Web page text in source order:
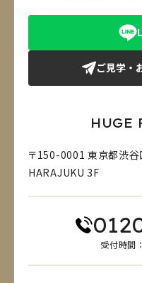
ご見学・
HUGE
〒150-0001 東京都渋
HARAJUKU 3F
受付時間